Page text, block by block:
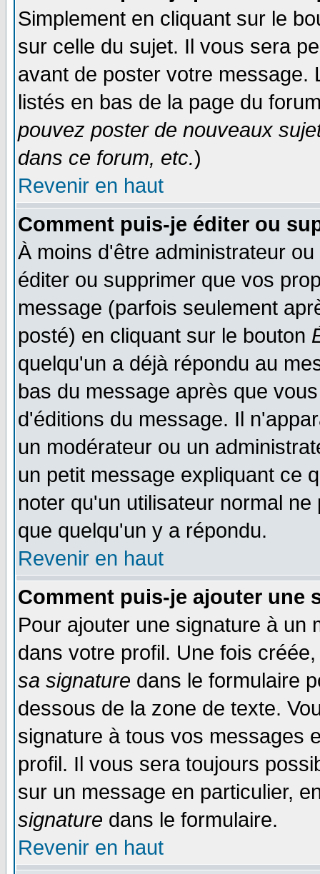
Simplement en cliquant sur le
sur celle du sujet. Il vous sera
avant de poster votre
listés en bas de la page du
pouvez poster de nouveaux
dans ce forum, etc.)
Revenir en haut
Comment puis-je éditer ou
À moins d'être administrateur
éditer ou supprimer que vos
message (parfois seulement
posté) en cliquant sur le bouton
quelqu'un a déjà répondu au
bas du message après que
d'éditions du message. Il
un modérateur ou un
un petit message expliquant ce
noter qu'un utilisateur normal
que quelqu'un y a répondu.
Revenir en haut
Comment puis-je ajouter une
Pour ajouter une signature à un
dans votre profil. Une fois
sa signature dans le formulaire
dessous de la zone de texte.
signature à tous vos messages
profil. Il vous sera toujours
sur un message en particulier,
signature dans le formulaire.
Revenir en haut